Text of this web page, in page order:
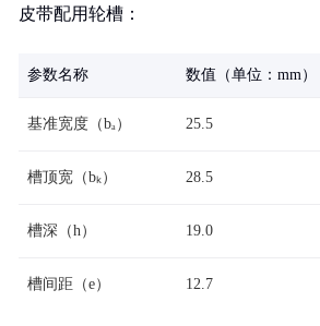
皮带配用轮槽：
参数名称 数值（单位：mm）
基准宽度（bₐ） 25.5
槽顶宽（bₖ） 28.5
槽深（h） 19.0
槽间距（e） 12.7